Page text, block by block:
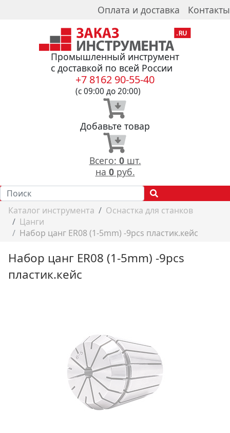
Оплата и доставка Контакты
Промышленный инструмент
с доставкой по всей России
+7 8162 90-55-40
(с 09:00 до 20:00)
Добавьте товар
Всего: 0шт.
на 0руб.
Каталог инструмента
Оснастка для станков
Цанги
Набор цанг ER08 (1-5mm) -9pcs пластик.кейс
Набор цанг ER08 (1-5mm) -9pcs
пластик.кейс